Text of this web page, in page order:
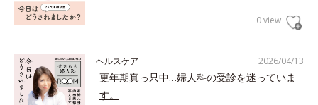
0 view
2026/04/13
ヘルスケア
更年期真っ只中…婦人科の受診を迷っていま
す。